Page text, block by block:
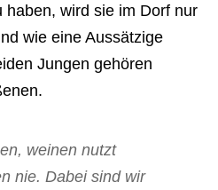
haben, wird sie im Dorf nur
wie eine Aussätzige
Jungen gehören
weinen nutzt
nie. Dabei sind wir